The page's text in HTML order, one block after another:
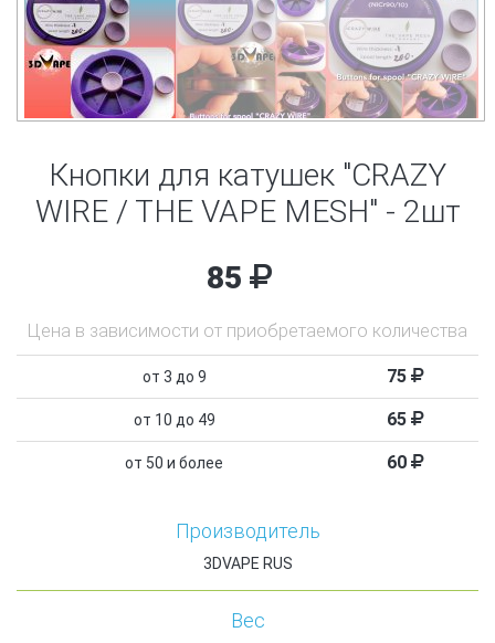
Кнопки для катушек "CRAZY
WIRE / THE VAPE MESH" - 2шт
85
Цена в зависимости от приобретаемого количества
от 3 до 9 75
от 10 до 49 65
от 50 и более 60
Производитель
3DVAPE RUS
Вес